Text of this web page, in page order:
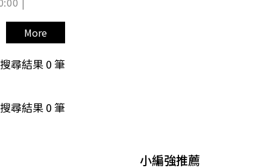
More
搜尋結果0筆
搜尋結果0筆
小編強推薦